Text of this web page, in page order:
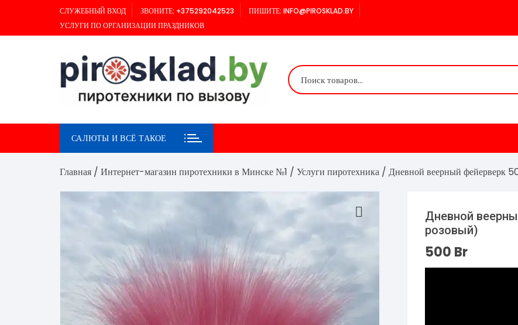
содержимому
СЛУЖЕБНЫЙ ВХОД ЗВОНИТЕ: +375292042523
ПИШИТЕ: INFO@PIROSKLAD.BY
УСЛУГИ ПО ОРГАНИЗАЦИИ ПРАЗДНИКОВ
САЛЮТЫ И ВСЁ ТАКОЕ
Главная / Интернет-магазин пиротехники в Минске №1 / Услуги пиротехника / Дневной веерный фейерверк
Дневной
розовый)
500 Br